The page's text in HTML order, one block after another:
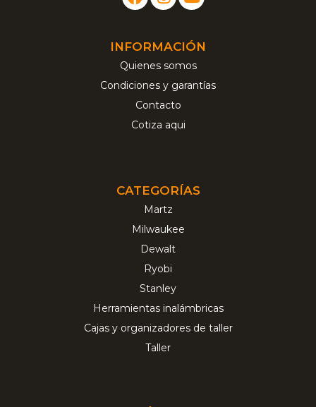
INFORMACIÓN
Quienes somos
Condiciones y garantías
Contacto
Cotiza aqui
CATEGORÍAS
Martz
Milwaukee
Dewalt
Ryobi
Stanley
Herramientas inalámbricas
Cajas y organizadores de taller
Taller